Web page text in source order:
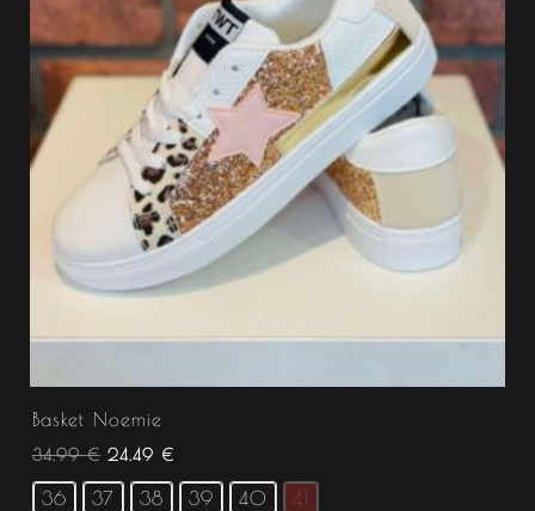
Basket Noemie
34.99€ 24.49 €
36 37 38 39 40 41